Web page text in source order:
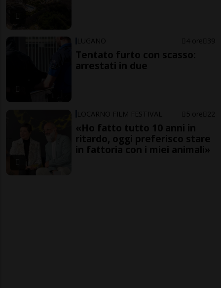
LUGANO 4 ore 39
Tentato furto con scasso:
arrestati in due
LOCARNO FILM FESTIVAL 5 ore 22
«Ho fatto tutto 10 anni in
ritardo, oggi preferisco stare
in fattoria con i miei animali»